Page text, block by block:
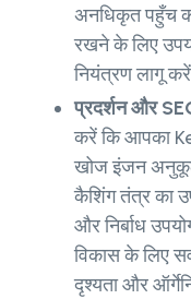
अनधिकृत पहुँच
रखने के लिए
नियंत्रण लागू
प्रदर्शन और
करें कि आपका
खोज इंजन
कैशिंग तंत्र का
और निर्बाध
विकास के लिए
दृश्यता और